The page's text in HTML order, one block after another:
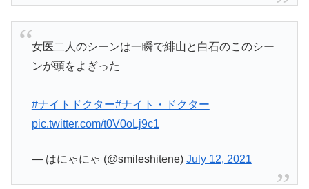
女医二人のシーンは一瞬で緋山と白石のこのシー
ンが頭をよぎった
#ナイトドクター#ナイト・ドクター
pic.twitter.com/t0V0oLj9c1
— はにゃにゃ (@smileshitene) July 12, 2021